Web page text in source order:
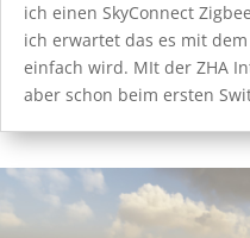
ich einen SkyConnect
ich erwartet das es mit
einfach wird. MIt der ZHA
aber schon beim ersten